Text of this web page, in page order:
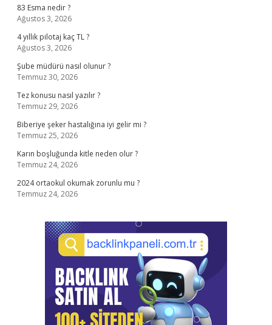
83 Esma nedir ?
Ağustos 3, 2026
4 yıllık pilotaj kaç TL ?
Ağustos 3, 2026
Şube müdürü nasıl olunur ?
Temmuz 30, 2026
Tez konusu nasıl yazılır ?
Temmuz 29, 2026
Biberiye şeker hastalığına iyi gelir mi ?
Temmuz 25, 2026
Karın boşluğunda kitle neden olur ?
Temmuz 24, 2026
2024 ortaokul okumak zorunlu mu ?
Temmuz 24, 2026